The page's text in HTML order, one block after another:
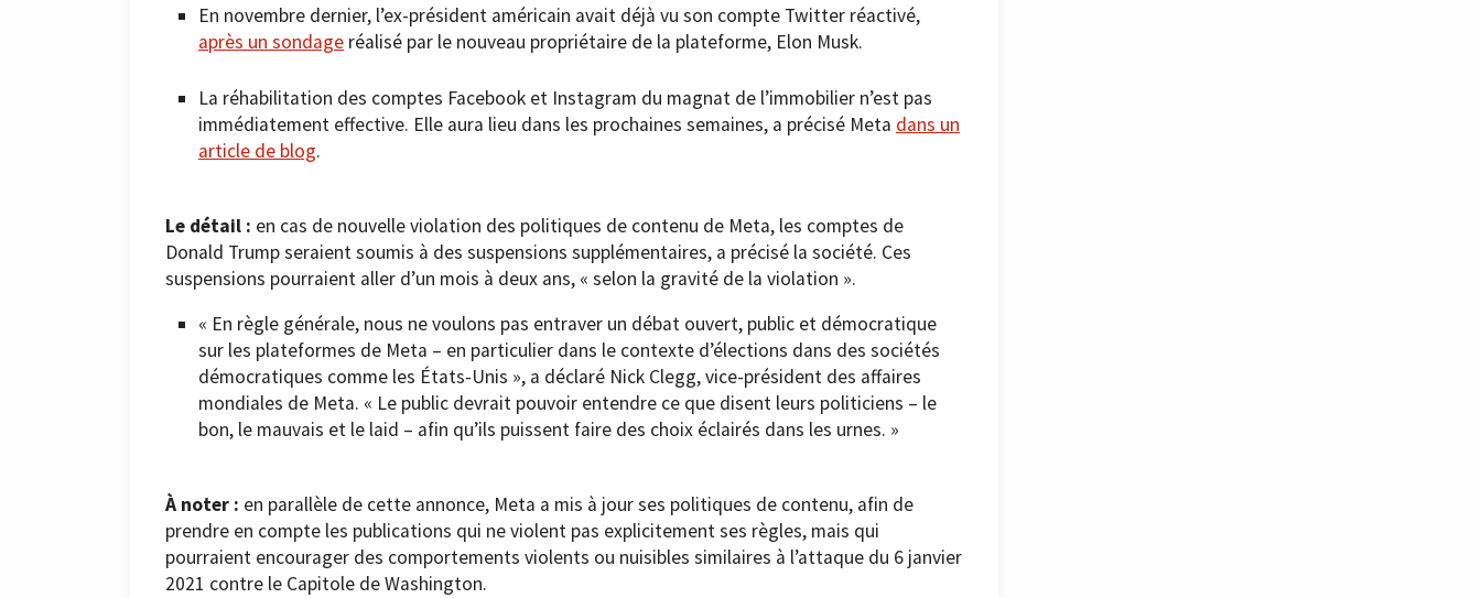
En novembre dernier, l’ex-président américain avait déjà vu son compte Twitter réactivé,
après un sondage réalisé par le nouveau propriétaire de la plateforme, Elon Musk.
La réhabilitation des comptes Facebook et Instagram du magnat de l’immobilier n’est pas
immédiatement effective. Elle aura lieu dans les prochaines semaines, a précisé Meta dans un
article de blog.
Le détail : en cas de nouvelle violation des politiques de contenu de Meta, les comptes de
Donald Trump seraient soumis à des suspensions supplémentaires, a précisé la société. Ces
suspensions pourraient aller d’un mois à deux ans, « selon la gravité de la violation ».
« En règle générale, nous ne voulons pas entraver un débat ouvert, public et démocratique
sur les plateformes de Meta – en particulier dans le contexte d’élections dans des sociétés
démocratiques comme les États-Unis », a déclaré Nick Clegg, vice-président des affaires
mondiales de Meta. « Le public devrait pouvoir entendre ce que disent leurs politiciens – le
bon, le mauvais et le laid – afin qu’ils puissent faire des choix éclairés dans les urnes. »
À noter : en parallèle de cette annonce, Meta a mis à jour ses politiques de contenu, afin de
prendre en compte les publications qui ne violent pas explicitement ses règles, mais qui
pourraient encourager des comportements violents ou nuisibles similaires à l’attaque du 6 janvier
2021 contre le Capitole de Washington.